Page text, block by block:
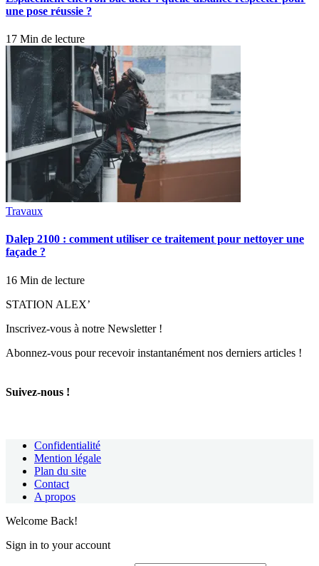
une pose réussie ?
17 Min de lecture
Travaux
Dalep 2100 : comment utiliser ce traitement pour nettoyer une
façade ?
16 Min de lecture
STATION ALEX’
Inscrivez-vous à notre Newsletter !
Abonnez-vous pour recevoir instantanément nos derniers articles !
Suivez-nous !
Confidentialité
Mention légale
Plan du site
Contact
A propos
Welcome Back!
Sign in to your account